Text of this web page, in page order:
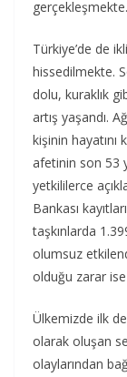
gerçekleşmekte.
Türkiye’de de
hissedilmekte.
dolu, kuraklık
artış yaşandı.
kişinin
afetinin son 53
yetkililerce
Bankası
taşkınlarda
olumsuz
olduğu zarar
Ülkemizde ilk
olarak oluşan
olaylarından